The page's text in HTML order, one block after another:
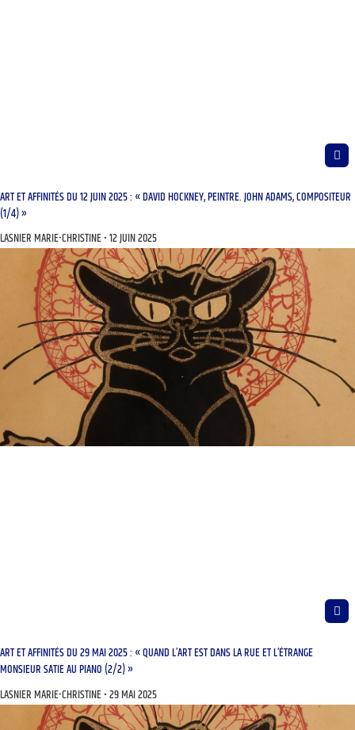
ART ET AFFINITÉS DU 12 JUIN 2025 : « DAVID HOCKNEY, PEINTRE. JOHN ADAMS, COMPOSITEUR
(1/4) »
LASNIER MARIE-CHRISTINE 12 JUIN 2025
ART ET AFFINITÉS DU 29 MAI 2025 : « QUAND L’ART EST DANS LA RUE ET L’ÉTRANGE
MONSIEUR SATIE AU PIANO (2/2) »
LASNIER MARIE-CHRISTINE 29 MAI 2025